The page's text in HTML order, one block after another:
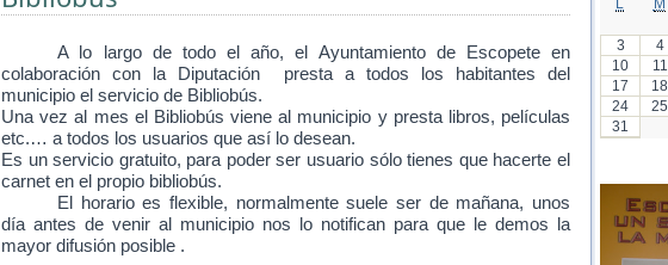
A lo largo de todo el
año, el Ayuntamiento de Escopete en
colaboración con la Diputación presta a todos los habitantes del
municipio el servicio de Bibliobús.
Una vez al mes el Bibliobús viene al municipio y presta libros, películas
etc.… a todos los usuarios que así lo desean.
Es un servicio gratuito, para poder ser usuario sólo tienes que hacerte el
carnet en el propio bibliobús.
El horario es flexible, normalmente suele ser de mañana, unos
día antes de venir al municipio nos lo notifican para que le demos la
mayor difusión posible .
M
3
4
10
11
17
18
24
25
31